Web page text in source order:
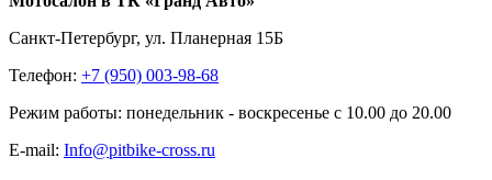
Санкт-Петербург, ул. Планерная 15Б
Телефон: +7 (950) 003-98-68
Режим работы: понедельник - воскресенье с 10.00 до 20.00
E-mail: Info@pitbike-cross.ru